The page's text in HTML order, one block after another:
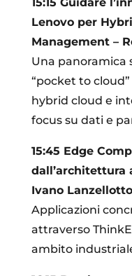
Lenovo per
Management –
Una panoramica
“pocket to cloud”
hybrid cloud e
focus su dati e
15:45 Edge
dall’architettura
Ivano Lanzellotto
Applicazioni
attraverso
ambito